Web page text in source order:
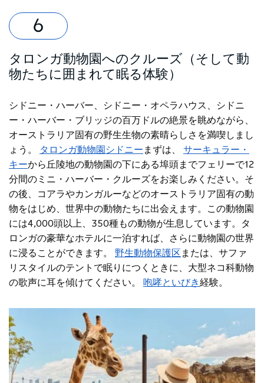
タロンガ動物園へのクルーズ（そして動
物たちに囲まれて眠る体験）
シドニー・ハーバー、シドニー・オペラハウス、シドニ
ー・ハーバー・ブリッジの百万ドルの絶景を眺めながら、
オーストラリア固有の野生生物の素晴らしさを満喫しまし
ょう。
タロンガ動物園シドニー まずは、 サーキュラー・
キーから丘陵地の動物園の下にある埠頭までフェリーで12
分間のミニ・ハーバー・クルーズをお楽しみください。そ
の後、コアラやカンガルーなどのオーストラリア固有の動
物をはじめ、世界中の動物たちに出会えます。この動物園
には4,000頭以上、350種もの動物が生息しています。タ
ロンガの豪華なホテルに一泊すれば、さらに動物園の世界
に浸ることができます。
野生動物保護区 または、サファ
リスタイルのテントで眠りにつくときに、大型ネコ科動物
の歌声に耳を傾けてください。
咆哮といびき経験。